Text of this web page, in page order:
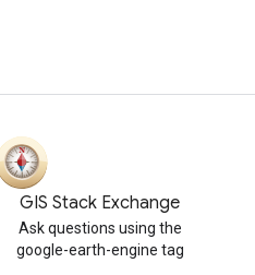
GIS Stack Exchange
Ask questions using the
google-earth-engine tag